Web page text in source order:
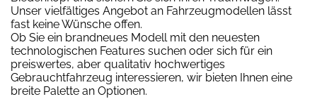
Unser vielfältiges Angebot an Fahrzeugmodellen lässt
fast keine Wünsche offen.
Ob Sie ein brandneues Modell mit den neuesten
technologischen Features suchen oder sich für ein
preiswertes, aber qualitativ hochwertiges
Gebrauchtfahrzeug interessieren, wir bieten Ihnen eine
breite Palette an Optionen.